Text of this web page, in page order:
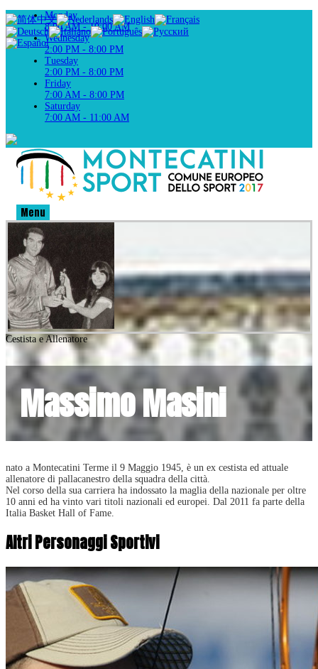
Monday
8:00 AM - 10:00 AM
Wednesday
2:00 PM - 8:00 PM
Tuesday
2:00 PM - 8:00 PM
Friday
7:00 AM - 8:00 PM
Saturday
7:00 AM - 11:00 AM
Menu
Cestista e Allenatore
Massimo Masini
nato a Montecatini Terme il 9 Maggio 1945, è un ex cestista ed attuale
allenatore di pallacanestro della squadra della città.
Nel corso della sua carriera ha indossato la maglia della nazionale per oltre
10 anni ed ha vinto vari titoli nazionali ed europei. Dal 2011 fa parte della
Italia Basket Hall of Fame.
Altri Personaggi Sportivi